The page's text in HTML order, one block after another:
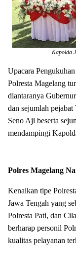
Kapolda
Upacara
Polresta Magelang
diantaranya
dan sejumlah
Seno Aji beserta
mendampingi
Polres Magelang
Kenaikan tipe
Jawa Tengah yang
Polresta Pati, dan
berharap personil
kualitas pelayanan